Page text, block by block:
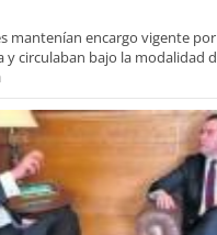
mantenían encargo vigente
circulaban bajo la modalidad